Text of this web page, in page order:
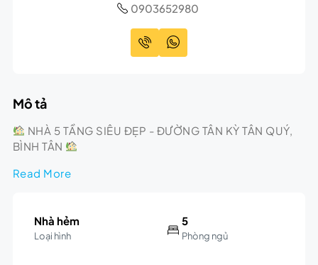
0903652980
Mô tả
NHÀ 5 TẦNG SIÊU ĐẸP - ĐƯỜNG TÂN KỲ TÂN QUÝ,
BÌNH TÂN
Read More
Nhà hẻm
Loại hình
5
Phòng ngủ